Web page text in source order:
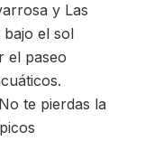
y Las
bajo el sol
el paseo
te pierdas la